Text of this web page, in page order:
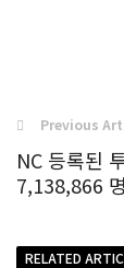
Previous
NC 등록된
7,138,866 명
RELATED